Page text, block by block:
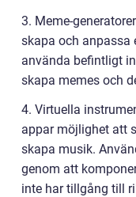
3. Meme-
skapa och anpassa
använda befintligt
skapa memes och
4. Virtuella
appar möjlighet att
skapa musik.
genom att
inte har tillgång till